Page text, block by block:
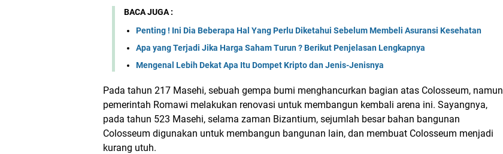
BACA JUGA :
Penting ! Ini Dia Beberapa Hal Yang Perlu Diketahui Sebelum Membeli Asuransi Kesehatan
Apa yang Terjadi Jika Harga Saham Turun ? Berikut Penjelasan Lengkapnya
Mengenal Lebih Dekat Apa Itu Dompet Kripto dan Jenis-Jenisnya
Pada tahun 217 Masehi, sebuah gempa bumi menghancurkan bagian atas Colosseum, namun
pemerintah Romawi melakukan renovasi untuk membangun kembali arena ini. Sayangnya,
pada tahun 523 Masehi, selama zaman Bizantium, sejumlah besar bahan bangunan
Colosseum digunakan untuk membangun bangunan lain, dan membuat Colosseum menjadi
kurang utuh.